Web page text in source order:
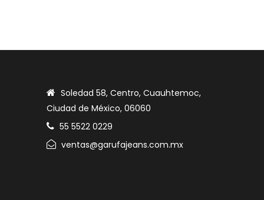
Soledad 58, Centro, Cuauhtemoc,
Ciudad de México, 06060
55 5522 0229
ventas@garufajeans.com.mx